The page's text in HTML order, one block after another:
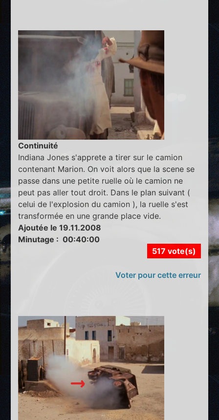
Continuité
Indiana Jones s'apprete a tirer sur le camion
contenant Marion. On voit alors que la scene se
passe dans une petite ruelle où le camion ne
peut pas aller tout droit. Dans le plan suivant (
celui de l'explosion du camion ), la ruelle s'est
transformée en une grande place vide.
Ajoutée le 19.11.2008
Minutage : 00:40:00
517 vote(s)
Voter pour cette erreur